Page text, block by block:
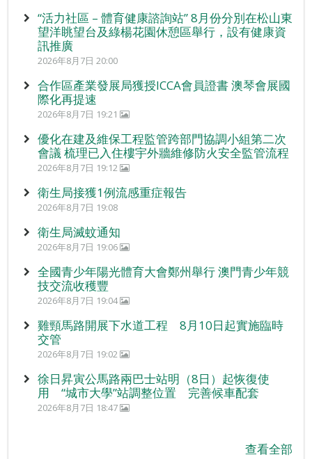
“活力社區 – 體育健康諮詢站” 8月份分別在松山東
望洋眺望台及綠楊花園休憩區舉行，設有健康資
訊推廣
2026年8月7日 20:00
合作區產業發展局獲授ICCA會員證書 澳琴會展國
際化再提速
2026年8月7日 19:21
優化在建及維保工程監管跨部門協調小組第二次
會議 梳理已入住樓宇外牆維修防火安全監管流程
2026年8月7日 19:12
衛生局接獲1例流感重症報告
2026年8月7日 19:08
衛生局滅蚊通知
2026年8月7日 19:06
全國青少年陽光體育大會鄭州舉行 澳門青少年競
技交流收穫豐
2026年8月7日 19:04
雞頸馬路開展下水道工程 8月10日起實施臨時
交管
2026年8月7日 19:02
徐日昇寅公馬路兩巴士站明（8日）起恢復使
用 “城市大學”站調整位置 完善候車配套
2026年8月7日 18:47
查看全部